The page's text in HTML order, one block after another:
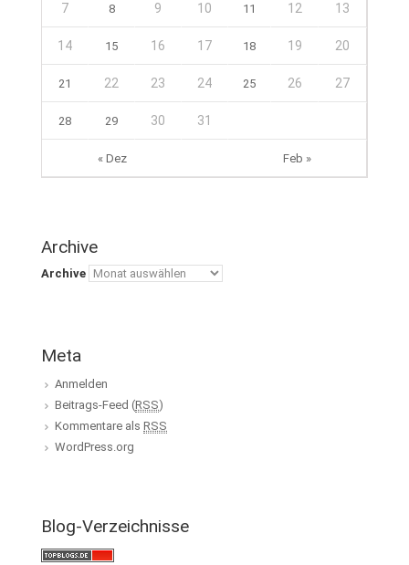
« Dez Feb »
7 8 9 10 11 12 13
14 15 16 17 18 19 20
21 22 23 24 25 26 27
28 29 30 31
Archive
Archive
Meta
Anmelden
Beitrags-Feed (RSS)
Kommentare als RSS
WordPress.org
Blog-Verzeichnisse